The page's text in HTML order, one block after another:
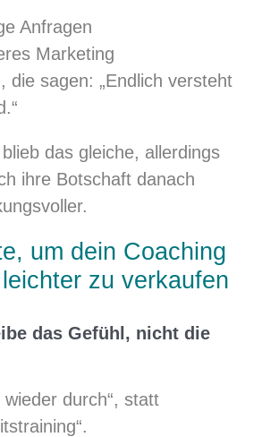
Anfragen
Marketing
die sagen: „Endlich versteht
das gleiche, allerdings
ihre Botschaft danach
um dein Coaching
zu verkaufen
das Gefühl, nicht die
wieder durch“, statt